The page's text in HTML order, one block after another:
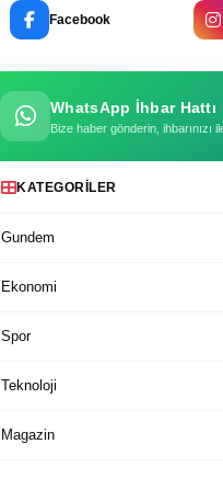
Facebook
WhatsApp İhbar Hattı
Bize haber gönderin, ihbarınızı
KATEGORILER
Gundem
Ekonomi
Spor
Teknoloji
Magazin